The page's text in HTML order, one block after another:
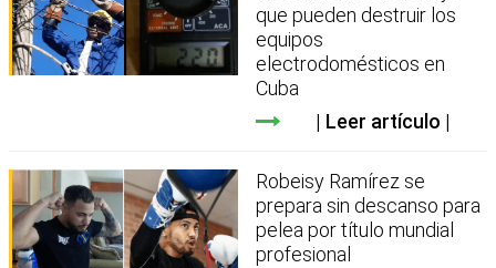
que pueden destruir los
equipos
electrodomésticos en
Cuba
Leer artículo
Robeisy Ramírez se
prepara sin descanso para
pelea por título mundial
profesional